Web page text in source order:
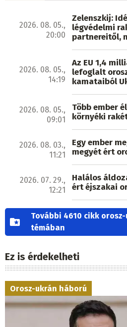
2026. 08. 05.,
20:00
Zelenszkij:
légvédelmi
partnereitől,
2026. 08. 05.,
14:19
Az EU 1,4
lefoglalt
kamataiból
2026. 08. 05.,
09:01
Több ember
környéki
2026. 08. 03.,
11:21
Egy ember
megyét ért
2026. 07. 29.,
12:21
Halálos
ért éjszakai
További 4610 cikk
témában
Ez is érdekelheti
Orosz-ukrán háború